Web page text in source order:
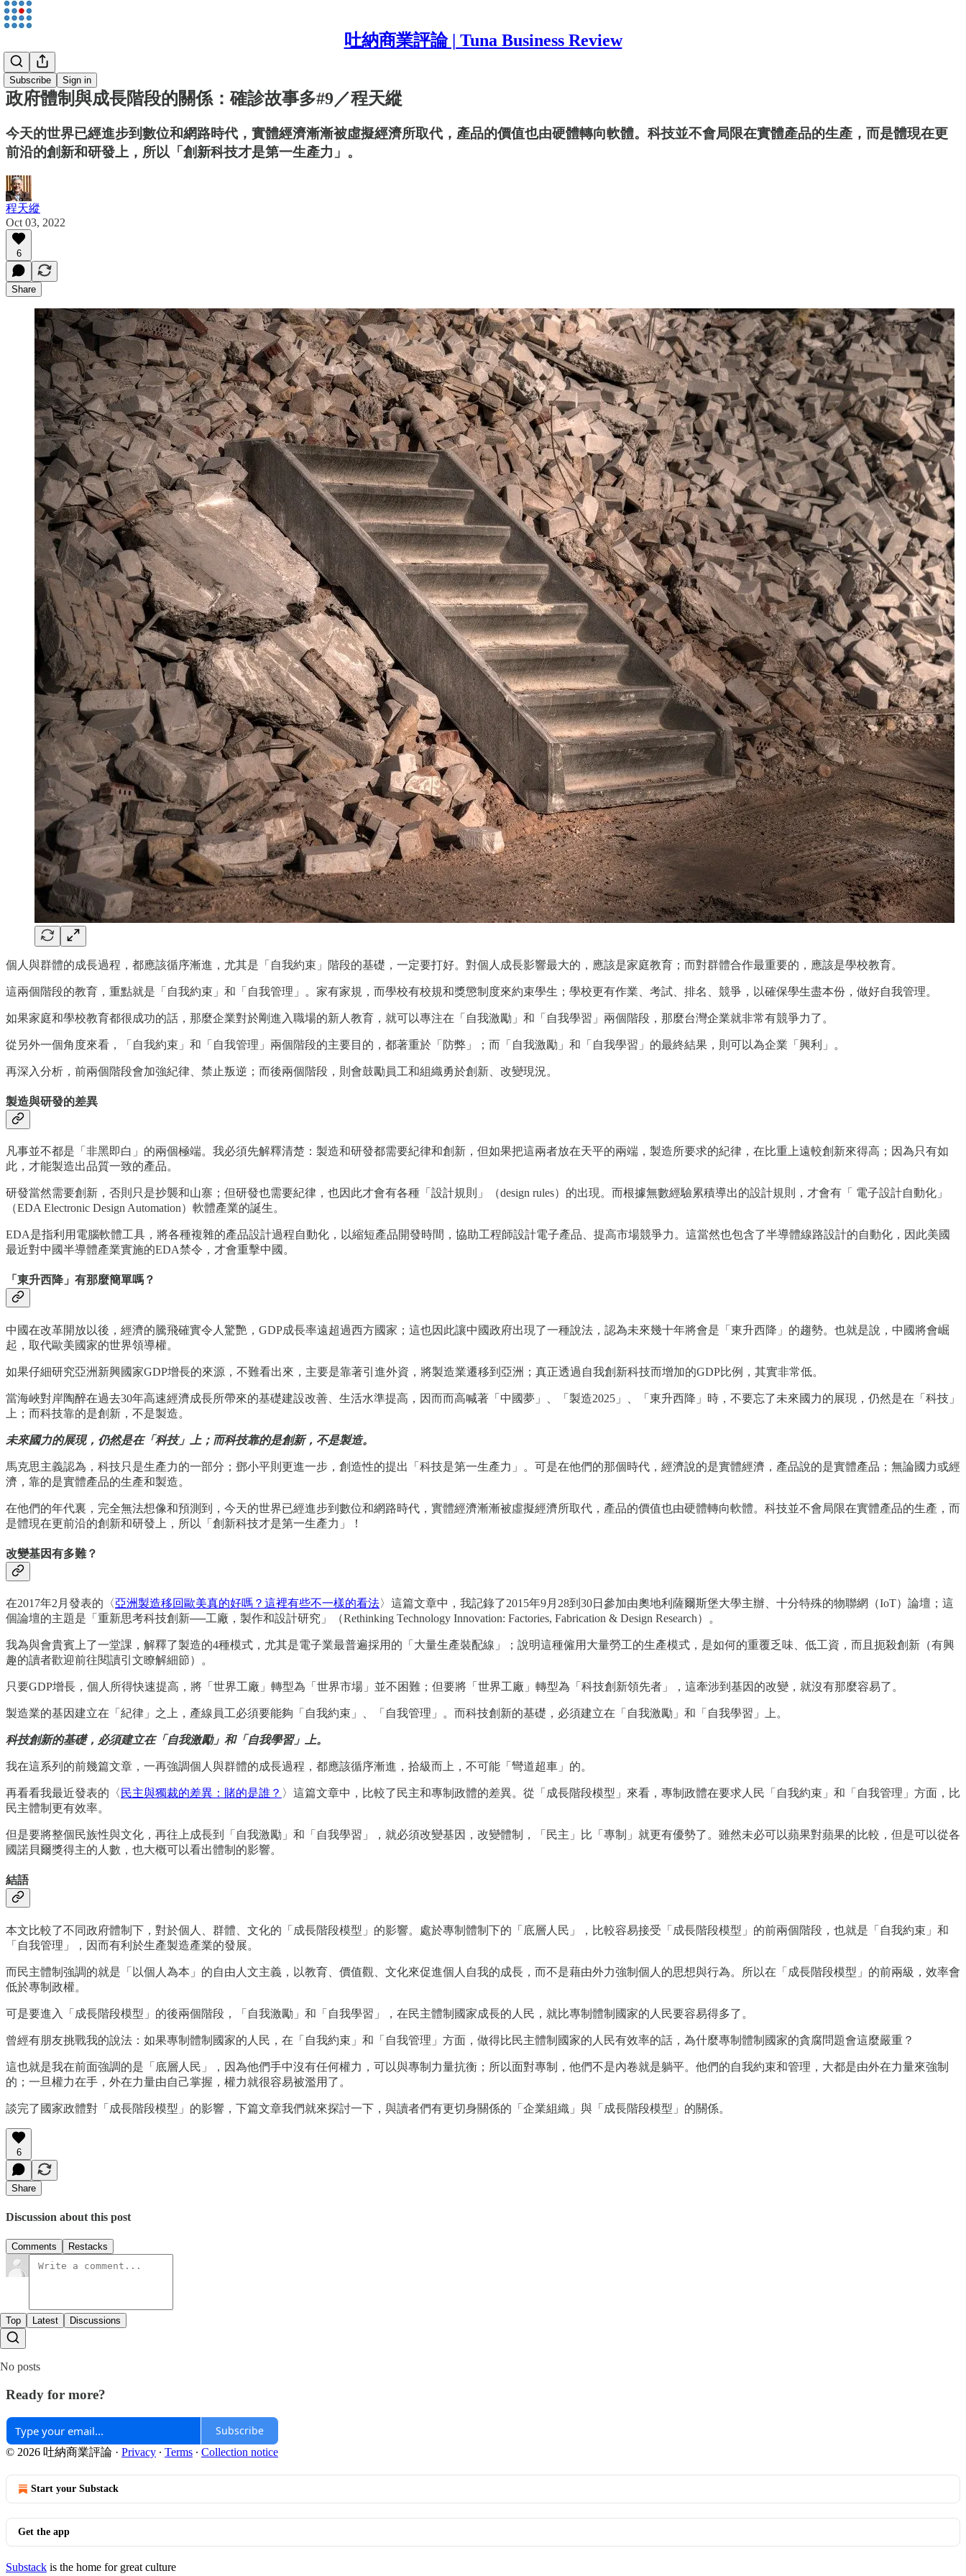
吐納商業評論 | Tuna Business Review
Subscribe Sign in
程天縱
政府體制與成長階段的關係：確診故事多#9／程天縱
今天的世界已經進步到數位和網路時代，實體經濟漸漸被虛擬經濟所取代，產品的價值也由硬體轉向軟體。科技並不會局限在實體產品的生產，而是體現在更
前沿的創新和研發上，所以「創新科技才是第一生產力」。
程天縱
Oct 03, 2022
6
Share
個人與群體的成長過程，都應該循序漸進，尤其是「自我約束」階段的基礎，一定要打好。對個人成長影響最大的，應該是家庭教育；而對群體合作最重要的，應該是學校教育。
這兩個階段的教育，重點就是「自我約束」和「自我管理」。家有家規，而學校有校規和獎懲制度來約束學生；學校更有作業、考試、排名、競爭，以確保學生盡本份，做好自我管理。
如果家庭和學校教育都很成功的話，那麼企業對於剛進入職場的新人教育，就可以專注在「自我激勵」和「自我學習」兩個階段，那麼台灣企業就非常有競爭力了。
從另外一個角度來看，「自我約束」和「自我管理」兩個階段的主要目的，都著重於「防弊」；而「自我激勵」和「自我學習」的最終結果，則可以為企業「興利」。
再深入分析，前兩個階段會加強紀律、禁止叛逆；而後兩個階段，則會鼓勵員工和組織勇於創新、改變現況。
製造與研發的差異
凡事並不都是「非黑即白」的兩個極端。我必須先解釋清楚：製造和研發都需要紀律和創新，但如果把這兩者放在天平的兩端，製造所要求的紀律，在比重上遠較創新來得高；因為只有如
此，才能製造出品質一致的產品。
研發當然需要創新，否則只是抄襲和山寨；但研發也需要紀律，也因此才會有各種「設計規則」（design rules）的出現。而根據無數經驗累積導出的設計規則，才會有「 電子設計自動化」
（EDA Electronic Design Automation）軟體產業的誕生。
EDA是指利用電腦軟體工具，將各種複雜的產品設計過程自動化，以縮短產品開發時間，協助工程師設計電子產品、提高市場競爭力。這當然也包含了半導體線路設計的自動化，因此美國
最近對中國半導體產業實施的EDA禁令，才會重擊中國。
「東升西降」有那麼簡單嗎？
中國在改革開放以後，經濟的騰飛確實令人驚艷，GDP成長率遠超過西方國家；這也因此讓中國政府出現了一種說法，認為未來幾十年將會是「東升西降」的趨勢。也就是說，中國將會崛
起，取代歐美國家的世界領導權。
如果仔細研究亞洲新興國家GDP增長的來源，不難看出來，主要是靠著引進外資，將製造業遷移到亞洲；真正透過自我創新科技而增加的GDP比例，其實非常低。
當海峽對岸陶醉在過去30年高速經濟成長所帶來的基礎建設改善、生活水準提高，因而而高喊著「中國夢」、「製造2025」、「東升西降」時，不要忘了未來國力的展現，仍然是在「科技」
上；而科技靠的是創新，不是製造。
未來國力的展現，仍然是在「科技」上；而科技靠的是創新，不是製造。
馬克思主義認為，科技只是生產力的一部分；鄧小平則更進一步，創造性的提出「科技是第一生產力」。可是在他們的那個時代，經濟說的是實體經濟，產品說的是實體產品；無論國力或經
濟，靠的是實體產品的生產和製造。
在他們的年代裏，完全無法想像和預測到，今天的世界已經進步到數位和網路時代，實體經濟漸漸被虛擬經濟所取代，產品的價值也由硬體轉向軟體。科技並不會局限在實體產品的生產，而
是體現在更前沿的創新和研發上，所以「創新科技才是第一生產力」！
改變基因有多難？
在2017年2月發表的〈亞洲製造移回歐美真的好嗎？這裡有些不一樣的看法〉這篇文章中，我記錄了2015年9月28到30日參加由奧地利薩爾斯堡大學主辦、十分特殊的物聯網（IoT）論壇；這
個論壇的主題是「重新思考科技創新──工廠，製作和設計研究」（Rethinking Technology Innovation: Factories, Fabrication & Design Research）。
我為與會貴賓上了一堂課，解釋了製造的4種模式，尤其是電子業最普遍採用的「大量生產裝配線」；說明這種僱用大量勞工的生產模式，是如何的重覆乏味、低工資，而且扼殺創新（有興
趣的讀者歡迎前往閱讀引文瞭解細節）。
只要GDP增長，個人所得快速提高，將「世界工廠」轉型為「世界市場」並不困難；但要將「世界工廠」轉型為「科技創新領先者」，這牽涉到基因的改變，就沒有那麼容易了。
製造業的基因建立在「紀律」之上，產線員工必須要能夠「自我約束」、「自我管理」。而科技創新的基礎，必須建立在「自我激勵」和「自我學習」上。
科技創新的基礎，必須建立在「自我激勵」和「自我學習」上。
我在這系列的前幾篇文章，一再強調個人與群體的成長過程，都應該循序漸進，拾級而上，不可能「彎道超車」的。
再看看我最近發表的〈 民主與獨裁的差異：賭的是誰？ 〉這篇文章中，比較了民主和專制政體的差異。從「成長階段模型」來看，專制政體在要求人民「自我約束」和「自我管理」方面，比
民主體制更有效率。
但是要將整個民族性與文化，再往上成長到「自我激勵」和「自我學習」，就必須改變基因，改變體制，「民主」比「專制」就更有優勢了。雖然未必可以蘋果對蘋果的比較，但是可以從各
國諾貝爾獎得主的人數，也大概可以看出體制的影響。
結語
本文比較了不同政府體制下，對於個人、群體、文化的「成長階段模型」的影響。處於專制體制下的「底層人民」，比較容易接受「成長階段模型」的前兩個階段，也就是「自我約束」和
「自我管理」，因而有利於生產製造產業的發展。
而民主體制強調的就是「以個人為本」的自由人文主義，以教育、價值觀、文化來促進個人自我的成長，而不是藉由外力強制個人的思想與行為。所以在「成長階段模型」的前兩級，效率會
低於專制政權。
可是要進入「成長階段模型」的後兩個階段，「自我激勵」和「自我學習」，在民主體制國家成長的人民，就比專制體制國家的人民要容易得多了。
曾經有朋友挑戰我的說法：如果專制體制國家的人民，在「自我約束」和「自我管理」方面，做得比民主體制國家的人民有效率的話，為什麼專制體制國家的貪腐問題會這麼嚴重？
這也就是我在前面強調的是「底層人民」，因為他們手中沒有任何權力，可以與專制力量抗衡；所以面對專制，他們不是內卷就是躺平。他們的自我約束和管理，大都是由外在力量來強制
的；一旦權力在手，外在力量由自己掌握，權力就很容易被濫用了。
談完了國家政體對「成長階段模型」的影響，下篇文章我們就來探討一下，與讀者們有更切身關係的「企業組織」與「成長階段模型」的關係。
6
Share
Discussion about this post
Comments Restacks
Top Latest Discussions
No posts
Ready for more?
Subscribe
© 2026 吐納商業評論 · Privacy ∙ Terms ∙ Collection notice
Start your Substack
Get the app
Substack is the home for great culture